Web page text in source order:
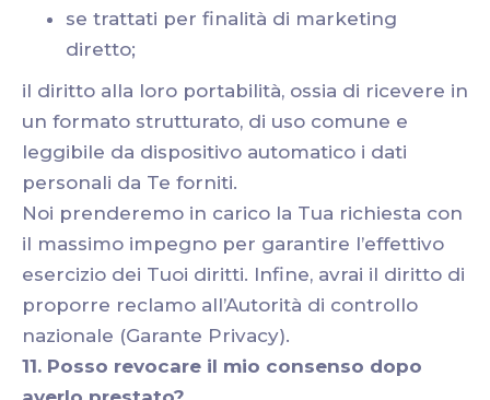
se trattati per finalità di marketing
diretto;
il diritto alla loro portabilità, ossia di ricevere in
un formato strutturato, di uso comune e
leggibile da dispositivo automatico i dati
personali da Te forniti.
Noi prenderemo in carico la Tua richiesta con
il massimo impegno per garantire l’effettivo
esercizio dei Tuoi diritti. Infine, avrai il diritto di
proporre reclamo all’Autorità di controllo
nazionale (Garante Privacy).
11. Posso revocare il mio consenso dopo